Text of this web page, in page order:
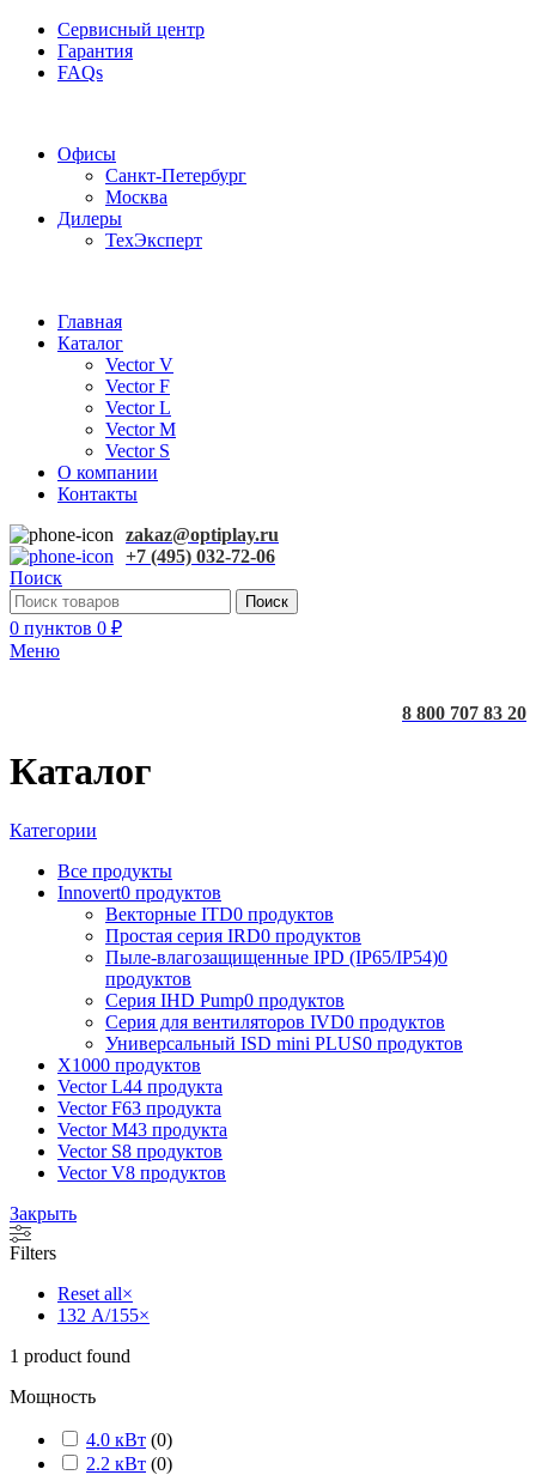
Сервисный центр
Гарантия
FAQs
Офисы
Санкт-Петербург
Москва
Дилеры
ТехЭксперт
Главная
Каталог
Vector V
Vector F
Vector L
Vector M
Vector S
О компании
Контакты
zakaz@optiplay.ru
+7 (495) 032-72-06
Поиск
Поиск
0 пунктов 0 ₽
Меню
8 800 707 83 20
Каталог
Категории
Все продукты
Innovert0 продуктов
Векторные ITD0 продуктов
Простая серия IRD0 продуктов
Пыле-влагозащищенные IPD (IP65/IP54)0
продуктов
Серия IHD Pump0 продуктов
Серия для вентиляторов IVD0 продуктов
Универсальный ISD mini PLUS0 продуктов
X1000 продуктов
Vector L44 продукта
Vector F63 продукта
Vector M43 продукта
Vector S8 продуктов
Vector V8 продуктов
Закрыть
Filters
Reset all×
132 А/155×
1 product found
Мощность
4.0 кВт (0)
2.2 кВт (0)